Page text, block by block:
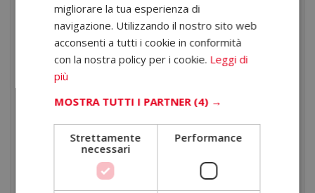
valorizzate nel mercato del lavoro.
Perché studiare personal
coaching online in ELBS
Scegliendo ELBS, investi in una formazione flessibile,
progettata per adattarsi alle tue esigenze e offrirti
strumenti concreti e aggiornati.
ELBS Business School Altri centri online
migliorare la tua esperienza di
navigazione. Utilizzando il nostro sito web
acconsenti a tutti i cookie in conformità
con la nostra policy per i cookie. Leggi di
più
MOSTRA TUTTI I PARTNER (4) →
Strettamente
necessari
Performance